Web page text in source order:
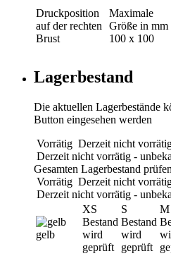
Druckposition
auf der rechten
Brust
Maximale
Größe in mm
100 x 100
Lagerbestand
Die aktuellen Lagerbestände
Button eingesehen werden
Vorrätig Derzeit nicht
Derzeit nicht vorrätig -
Gesamten Lagerbestand prüfen
Vorrätig Derzeit nicht
Derzeit nicht vorrätig -
gelb
XS
Bestand
wird
geprüft
S
Bestand
wird
geprüft
M